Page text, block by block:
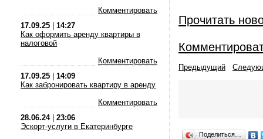
Комментировать
17.09.25
14:27
Как оформить аренду квартиры в
налоговой
Комментировать
17.09.25
14:09
Как забронировать квартиру в аренду
Комментировать
28.06.24| 23:06
Эскорт-услуги в Екатеринбурге
Прочитать
Предыдущий
Поделиться…